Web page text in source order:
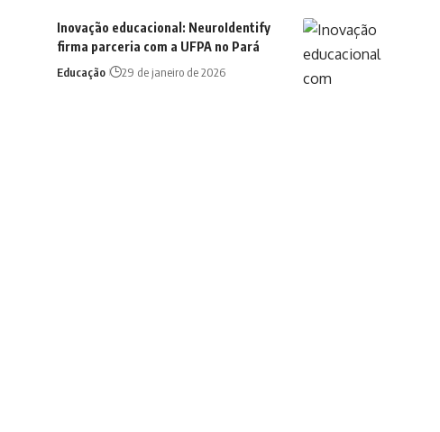
Inovação educacional: NeuroIdentify
firma parceria com a UFPA no Pará
Educação 29 de janeiro de 2026